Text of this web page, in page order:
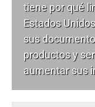
tiene por qué
Estados
sus
productos y
aumentar sus